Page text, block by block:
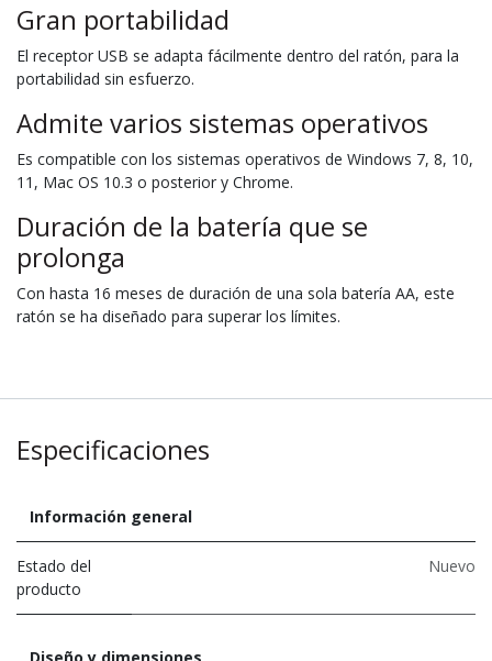
Gran portabilidad
El receptor USB se adapta fácilmente dentro del ratón, para la
portabilidad sin esfuerzo.
Admite varios sistemas operativos
Es compatible con los sistemas operativos de Windows 7, 8, 10,
11, Mac OS 10.3 o posterior y Chrome.
Duración de la batería que se
prolonga
Con hasta 16 meses de duración de una sola batería AA, este
ratón se ha diseñado para superar los límites.
Especificaciones
Información general
Estado del
producto
Nuevo